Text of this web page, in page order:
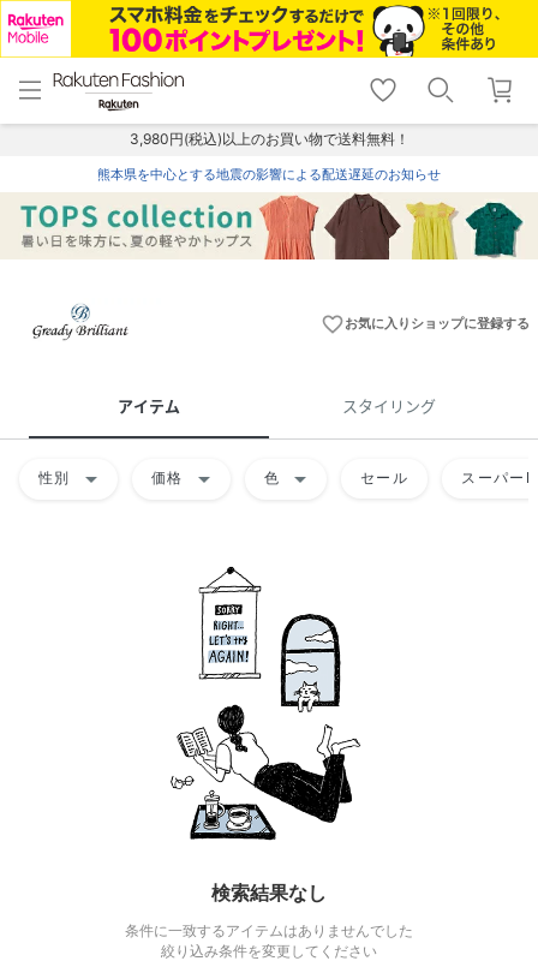
menu home
トップ
shopping_cart lock_outline
ログイン
3,980円(税込)以上のお買い物で送料無料！
熊本県を中心とする地震の影響による配送遅延のお知らせ
favorite_borderお気に入りショップに登録する
アイテム スタイリング
性別 arrow_drop_down 価格 arrow_drop_down 色 arrow_drop_down セール スーパー
検索結果なし
条件に一致するアイテムはありませんでした
絞り込み条件を変更してください